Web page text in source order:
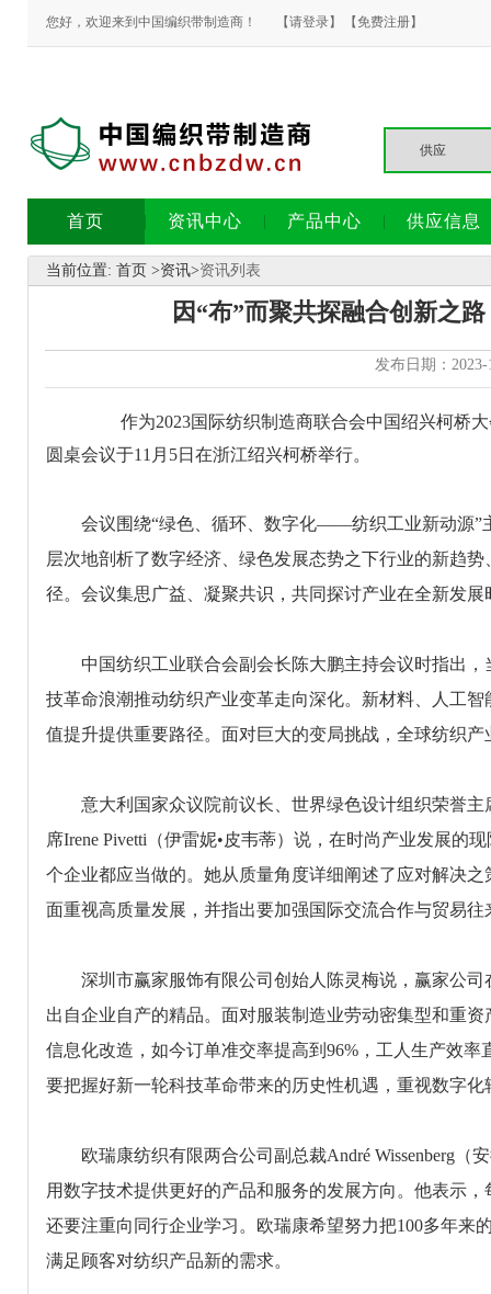
您好，欢迎来到中国编织带制造商！ 【请登录】 【免费注册】
首页 资讯中心 产品中心 供应信息
当前位置: 首页 >资讯>资讯列表
因“布”而聚共探融合创新之
发布日期：
作为2023国际纺织制造商联合会中国绍兴柯桥大
圆桌会议于11月5日在浙江绍兴柯桥举行。
会议围绕“绿色、循环、数字化——纺织工业新动源”
层次地剖析了数字经济、绿色发展态势之下行业的新趋
径。会议集思广益、凝聚共识，共同探讨产业在全新发
中国纺织工业联合会副会长陈大鹏主持会议时指出，
技革命浪潮推动纺织产业变革走向深化。新材料、人工
值提升提供重要路径。面对巨大的变局挑战，全球纺织
意大利国家众议院前议长、世界绿色设计组织荣誉主
席Irene Pivetti（伊雷妮•皮韦蒂）说，在时尚产业发展的
个企业都应当做的。她从质量角度详细阐述了应对解决
面重视高质量发展，并指出要加强国际交流合作与贸易
深圳市赢家服饰有限公司创始人陈灵梅说，赢家公司
出自企业自产的精品。面对服装制造业劳动密集型和重
信息化改造，如今订单准交率提高到96%，工人生产效
要把握好新一轮科技革命带来的历史性机遇，重视数字
欧瑞康纺织有限两合公司副总裁André Wissenberg（
用数字技术提供更好的产品和服务的发展方向。他表示
还要注重向同行企业学习。欧瑞康希望努力把100多年来
满足顾客对纺织产品新的需求。